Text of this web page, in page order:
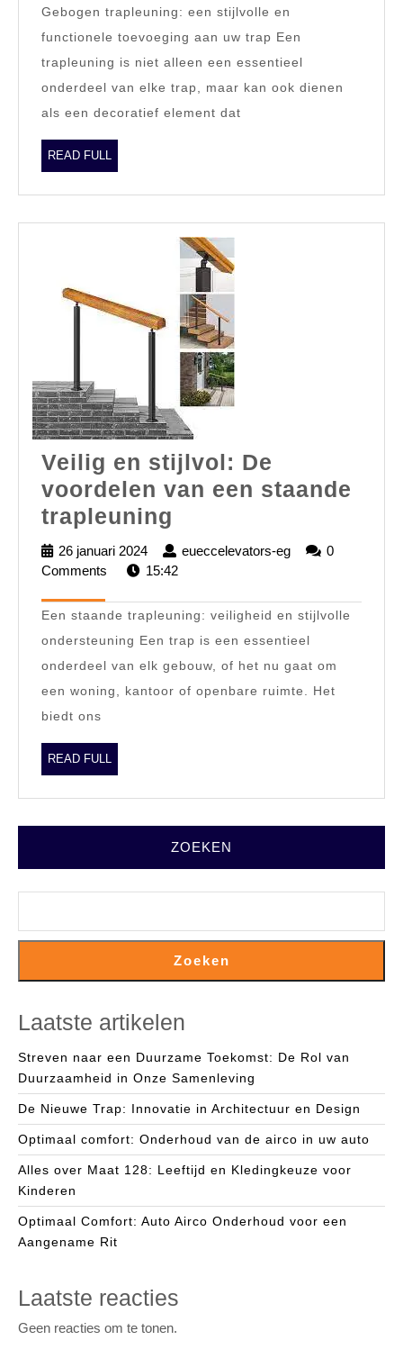
Elegante
Gebogen
Trapleuning
Gebogen trapleuning: een stijlvolle en
functionele toevoeging aan uw trap Een
trapleuning is niet alleen een essentieel
onderdeel van elke trap, maar kan ook dienen
als een decoratief element dat
READ FULL
FULL
Veilig en stijlvol: De
voordelen van een staande
trapleuning
en
stijlvol:
De
voordelen
van
een
staande
26 januari 2024
26
januari
eueccelevators-eg
eueccelevators-
0
Comments
15:42
Een staande trapleuning: veiligheid en stijlvolle
ondersteuning Een trap is een essentieel
onderdeel van elk gebouw, of het nu gaat om
een woning, kantoor of openbare ruimte. Het
biedt ons
READ FULL
FULL
ZOEKEN
Zoeken
Laatste artikelen
Streven naar een Duurzame Toekomst: De Rol van
Duurzaamheid in Onze Samenleving
De Nieuwe Trap: Innovatie in Architectuur en Design
Optimaal comfort: Onderhoud van de airco in uw auto
Alles over Maat 128: Leeftijd en Kledingkeuze voor
Kinderen
Optimaal Comfort: Auto Airco Onderhoud voor een
Aangename Rit
Laatste reacties
Geen reacties om te tonen.